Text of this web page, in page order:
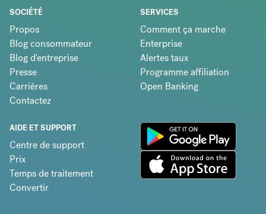
SOCIÉTÉ
Propos
Blog consommateur
Blog d'entreprise
Presse
Carrières
Contactez
SERVICES
Comment ça marche
Enterprise
Alertes taux
Programme affiliation
Open Banking
AIDE ET SUPPORT
Centre de support
Prix
Temps de traitement
Convertir